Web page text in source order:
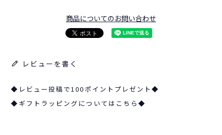
商品についてのお問い合わせ
レビューを書く
◆レビュー投稿で100ポイントプレゼント◆
◆ギフトラッピングについてはこちら◆